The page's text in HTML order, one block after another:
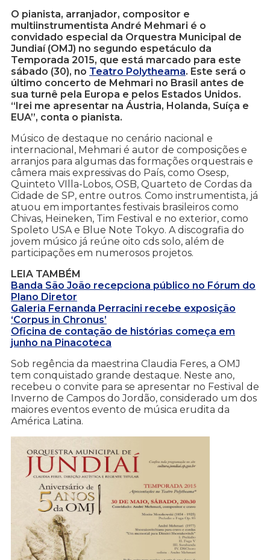
O pianista, arranjador, compositor e
multiinstrumentista André Mehmari é o
convidado especial da Orquestra Municipal de
Jundiaí (OMJ) no segundo espetáculo da
Temporada 2015, que está marcado para este
sábado (30), no Teatro Polytheama. Este será o
último concerto de Mehmari no Brasil antes de
sua turnê pela Europa e pelos Estados Unidos.
“Irei me apresentar na Áustria, Holanda, Suíça e
EUA”, conta o pianista.
Músico de destaque no cenário nacional e
internacional, Mehmari é autor de composições e
arranjos para algumas das formações orquestrais e
câmera mais expressivas do País, como Osesp,
Quinteto VIlla-Lobos, OSB, Quarteto de Cordas da
Cidade de SP, entre outros. Como instrumentista, já
atuou em importantes festivais brasileiros como
Chivas, Heineken, Tim Festival e no exterior, como
Spoleto USA e Blue Note Tokyo. A discografia do
jovem músico já reúne oito cds solo, além de
participações em numerosos projetos.
LEIA TAMBÉM
Banda São João recepciona público no Fórum do
Plano Diretor
Galeria Fernanda Perracini recebe exposição
‘Corpus in Chronus’
Oficina de contação de histórias começa em
junho na Pinacoteca
Sob regência da maestrina Claudia Feres, a OMJ
tem conquistado grande destaque. Neste ano,
recebeu o convite para se apresentar no Festival de
Inverno de Campos do Jordão, considerado um dos
maiores eventos evento de música erudita da
América Latina.